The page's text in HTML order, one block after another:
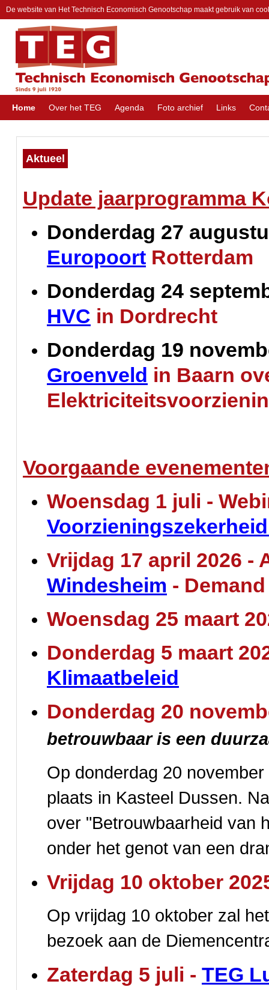
De website van Het Technisch Economisch Genootschap maakt gebruik van
Home Over het TEG Agenda Foto archief Links
Aktueel
Update jaarprogramma
Donderdag 27
Europoort Rotterdam
Donderdag 24
HVC in Dordrecht
Donderdag 19
Groenveld in Baarn
Voorgaande
Woensdag 1 juli -
Vrijdag 17 april 2026 -
Windesheim -
Woensdag 25 maart
Donderdag 5 maart
Klimaatbeleid
Donderdag 20
betrouwbaar is een
Op donderdag 20
plaats in Kasteel Dussen.
over "Betrouwbaarheid van
onder het genot van een
Vrijdag 10 oktober
Op vrijdag 10 oktober zal
bezoek aan de
Zaterdag 5 juli - TEG